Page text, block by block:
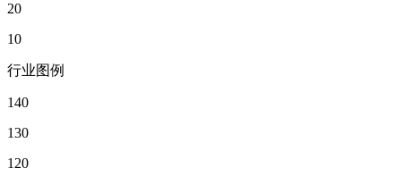
20
10
行业图例
140
130
120